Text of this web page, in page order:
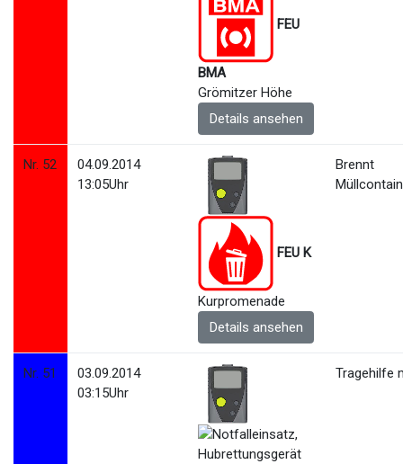
FEU
BMA
Grömitzer Höhe
Details ansehen
Nr. 52
04.09.2014
13:05Uhr
FEU K
Kurpromenade
Details ansehen
Brennt
Nr. 51
03.09.2014
03:15Uhr
Tragehilfe